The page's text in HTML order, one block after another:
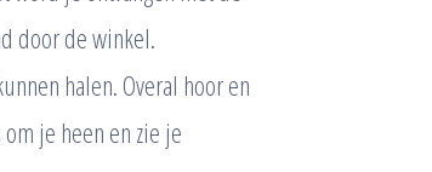
door de winkel.
halen. Overal hoor en
je heen en zie je